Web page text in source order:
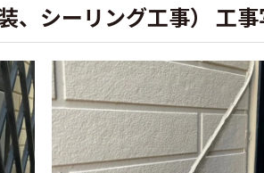
、シーリング工事） 工事